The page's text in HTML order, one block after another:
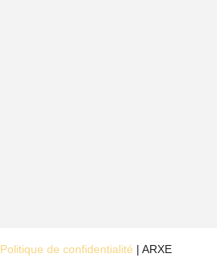
Politique de confidentialité | ARXE